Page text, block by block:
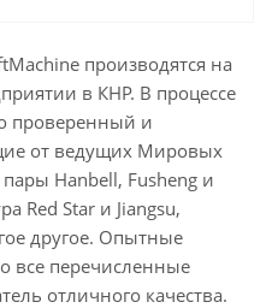
производятся на
в КНР. В процессе
проверенный и
от ведущих Мировых
Hanbell, Fusheng и
Red Star и Jiangsu,
другое. Опытные
все перечисленные
отличного качества.